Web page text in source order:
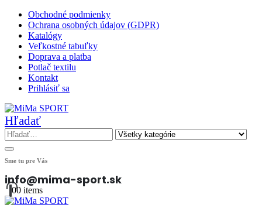
Obchodné podmienky
Ochrana osobných údajov (GDPR)
Katalógy
Veľkostné tabuľky
Doprava a platba
Potlač textilu
Kontakt
Prihlásiť sa
Hľadať
Sme tu pre Vás
info@mima-sport.sk
00 items